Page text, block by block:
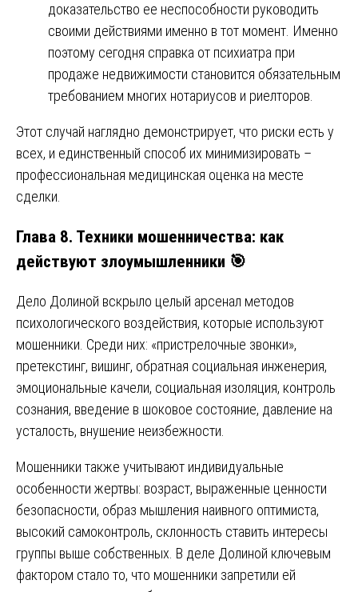
доказательство ее неспособности руководить
своими действиями именно в тот момент. Именно
поэтому сегодня справка от психиатра при
продаже недвижимости становится обязательным
требованием многих нотариусов и риелторов.
Этот случай наглядно демонстрирует, что риски есть у
всех, и единственный способ их минимизировать –
профессиональная медицинская оценка на месте
сделки.
Глава 8. Техники мошенничества: как
действуют злоумышленники 🎯
Дело Долиной вскрыло целый арсенал методов
психологического воздействия, которые используют
мошенники. Среди них: «пристрелочные звонки»,
претекстинг, вишинг, обратная социальная инженерия,
эмоциональные качели, социальная изоляция, контроль
сознания, введение в шоковое состояние, давление на
усталость, внушение неизбежности.
Мошенники также учитывают индивидуальные
особенности жертвы: возраст, выраженные ценности
безопасности, образ мышления наивного оптимиста,
высокий самоконтроль, склонность ставить интересы
группы выше собственных. В деле Долиной ключевым
фактором стало то, что мошенники запретили ей